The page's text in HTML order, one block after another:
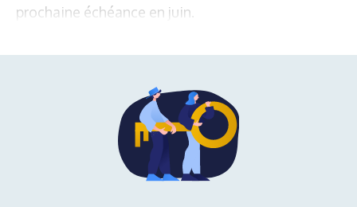
prochaine échéance en juin.